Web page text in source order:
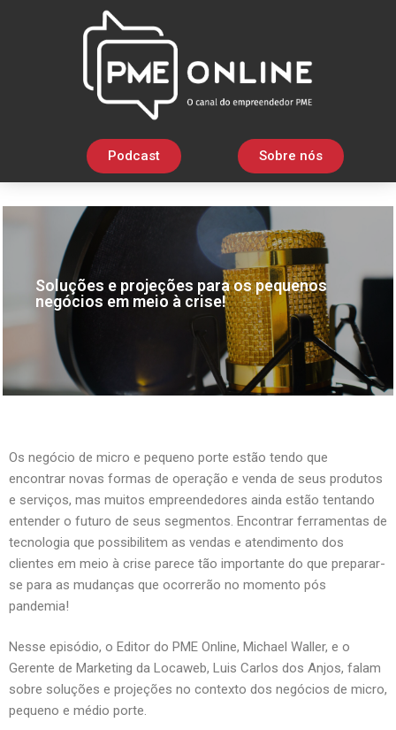
Podcast Sobre nós
Soluções e projeções para os pequenos
negócios em meio à crise!
Os negócio de micro e pequeno porte estão tendo que
encontrar novas formas de operação e venda de seus produtos
e serviços, mas muitos empreendedores ainda estão tentando
entender o futuro de seus segmentos. Encontrar ferramentas de
tecnologia que possibilitem as vendas e atendimento dos
clientes em meio à crise parece tão importante do que preparar-
se para as mudanças que ocorrerão no momento pós
pandemia!
Nesse episódio, o Editor do PME Online, Michael Waller, e o
Gerente de Marketing da Locaweb, Luis Carlos dos Anjos, falam
sobre soluções e projeções no contexto dos negócios de micro,
pequeno e médio porte.